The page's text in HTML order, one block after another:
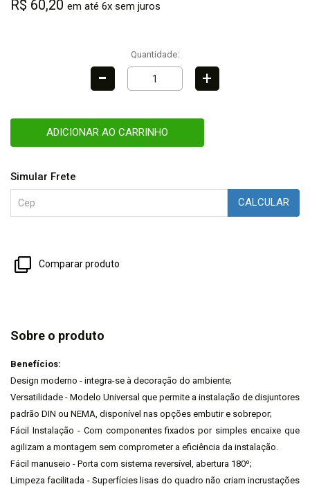
R$ 60,20 em até 6x sem juros
Quantidade:
- +
ADICIONAR AO CARRINHO
Simular Frete
CALCULAR
Comparar produto
Sobre o produto
Benefícios:
Design moderno - integra-se à decoração do ambiente;
Versatilidade - Modelo Universal que permite a instalação de disjuntores
padrão DIN ou NEMA, disponível nas opções embutir e sobrepor;
Fácil Instalação - Com componentes fixados por simples encaixe que
agilizam a montagem sem comprometer a eficiência da instalação.
Fácil manuseio - Porta com sistema reversível, abertura 180º;
Limpeza facilitada - Superfícies lisas do quadro não criam incrustações